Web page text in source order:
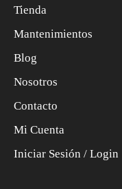
Tienda
Mantenimientos
Blog
Nosotros
Contacto
Mi Cuenta
Iniciar Sesión / Login